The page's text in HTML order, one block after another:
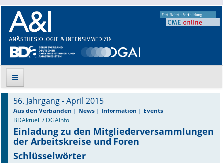
Suche
Aktuelle Ausgabe
Leitlinien
56. Jahrgang - April 2015
Aus den Verbänden | News | Information | Events
BDAktuell / DGAInfo
Einladung zu den Mitgliederversammlungen
der Arbeitskreise und Foren
Schlüsselwörter